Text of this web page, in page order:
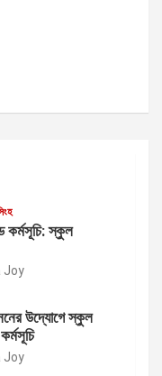
কর্মসূচি: স্কুল
Joy
উদ্যোগে স্কুল
Joy